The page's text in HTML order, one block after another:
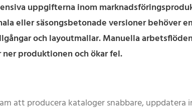
uppgifterna inom
eller säsongsbetonade versioner behöver
och layoutmallar. Manuella
produktionen och ökar fel.
att producera kataloger snabbare, uppdatera